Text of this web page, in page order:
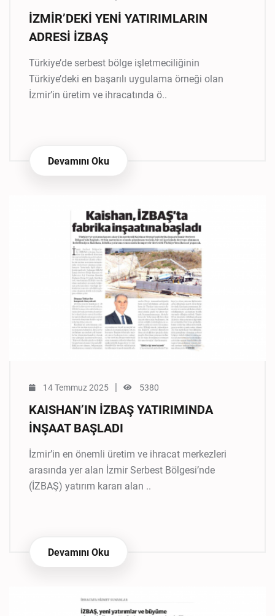
İZMİR’DEKİ YENİ YATIRIMLARIN
ADRESİ İZBAŞ
Türkiye’de serbest bölge işletmeciliğinin
Türkiye’deki en başarılı uygulama örneği olan
İzmir’in üretim ve ihracatında ö..
Devamını Oku
14 Temmuz 2025 5380
KAISHAN’IN İZBAŞ YATIRIMINDA
İNŞAAT BAŞLADI
İzmir’in en önemli üretim ve ihracat merkezleri
arasında yer alan İzmir Serbest Bölgesi’nde
(İZBAŞ) yatırım kararı alan ..
Devamını Oku